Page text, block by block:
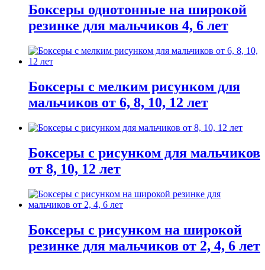
Боксеры однотонные на широкой
резинке для мальчиков 4, 6 лет
Боксеры с мелким рисунком для
мальчиков от 6, 8, 10, 12 лет
Боксеры с рисунком для мальчиков
от 8, 10, 12 лет
Боксеры с рисунком на широкой
резинке для мальчиков от 2, 4, 6 лет